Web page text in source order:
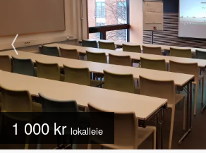
1 000 kr lokalleie